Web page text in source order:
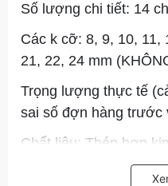
Số lượng chi tiết: 14
Các k cỡ: 8, 9, 10, 11,
21, 22, 24 mm
Trọng lượng thực tế
sai số đợn hàng trước
Chất liệu: Thép hợp